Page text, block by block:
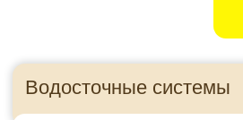
Панели для цоколя